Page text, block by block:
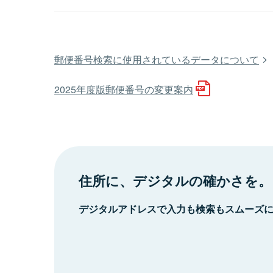
郵便番号検索に使用されているデータについて
2025年度版郵便番号の変更案内
住所に、デジタルの確かさを。
デジタルアドレスで入力も検索もスムーズ